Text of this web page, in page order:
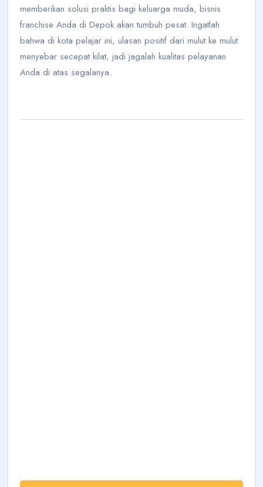
memberikan solusi praktis bagi keluarga muda, bisnis
franchise Anda di Depok akan tumbuh pesat. Ingatlah
bahwa di kota pelajar ini, ulasan positif dari mulut ke mulut
menyebar secepat kilat, jadi jagalah kualitas pelayanan
Anda di atas segalanya.